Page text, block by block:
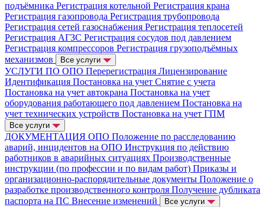
подъёмника Регистрация котельной Регистрация крана
Регистрация газопровода Регистрация трубопровода
Регистрация сетей газоснабжения Регистрация теплосетей
Регистрация АГЗС Регистрация сосудов под давлением
Регистрация компрессоров Регистрация грузоподъёмных
механизмов
Все услуги
УСЛУГИ ПО ОПО Перерегистрация Лицензирование
Идентификация Постановка на учет Снятие с учета
Постановка на учет автокрана Постановка на учет
оборудования работающего под давлением Постановка на
учет технических устройств Постановка на учет ГПМ
Все услуги
ДОКУМЕНТАЦИЯ ОПО Положение по расследованию
аварий, инцидентов на ОПО Инструкция по действию
работников в аварийных ситуациях Производственные
инструкции (по профессии и по видам работ) Приказы и
организационно-распорядительные документы Положение о
разработке производственного контроля Получение дубликата
паспорта на ПС Внесение изменений Все услуги